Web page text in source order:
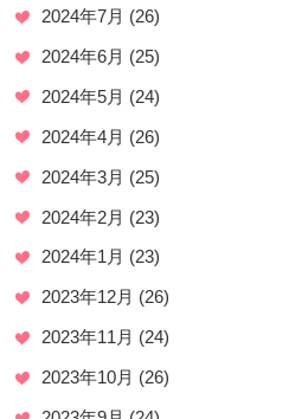
2024年7月 (26)
2024年6月 (25)
2024年5月 (24)
2024年4月 (26)
2024年3月 (25)
2024年2月 (23)
2024年1月 (23)
2023年12月 (26)
2023年11月 (24)
2023年10月 (26)